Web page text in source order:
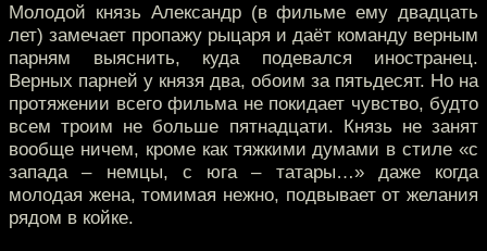
Молодой князь Александр (в фильме ему двадцать
лет) замечает пропажу рыцаря и даёт команду верным
парням выяснить, куда подевался иностранец.
Верных парней у князя два, обоим за пятьдесят. Но на
протяжении всего фильма не покидает чувство, будто
всем троим не больше пятнадцати. Князь не занят
вообще ничем, кроме как тяжкими думами в стиле «с
запада – немцы, с юга – татары…» даже когда
молодая жена, томимая нежно, подвывает от желания
рядом в койке.